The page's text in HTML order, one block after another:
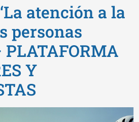
atención a la
personas
PLATAFORMA
Y